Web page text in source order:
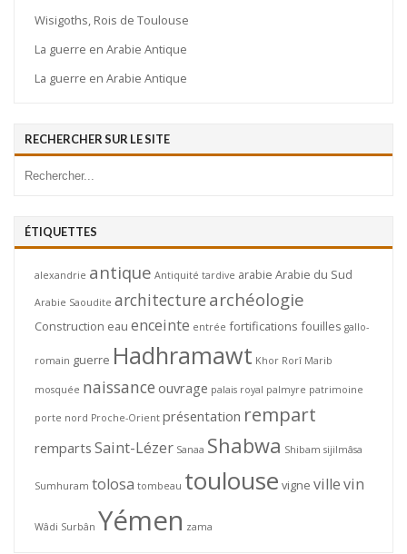
Wisigoths, Rois de Toulouse
La guerre en Arabie Antique
La guerre en Arabie Antique
RECHERCHER SUR LE SITE
ÉTIQUETTES
alexandrie antique Antiquité tardive arabie Arabie du Sud
Arabie Saoudite architecture archéologie
Construction eau enceinte entrée fortifications fouilles gallo-
romain guerre Hadhramawt Khor Rorî Marib
mosquée naissance ouvrage palais royal palmyre patrimoine
porte nord Proche-Orient présentation rempart
remparts Saint-Lézer Sanaa Shabwa Shibam sijilmâsa
Sumhuram tolosa tombeau toulouse vigne villevin
Wâdi Surbân Yémen zama